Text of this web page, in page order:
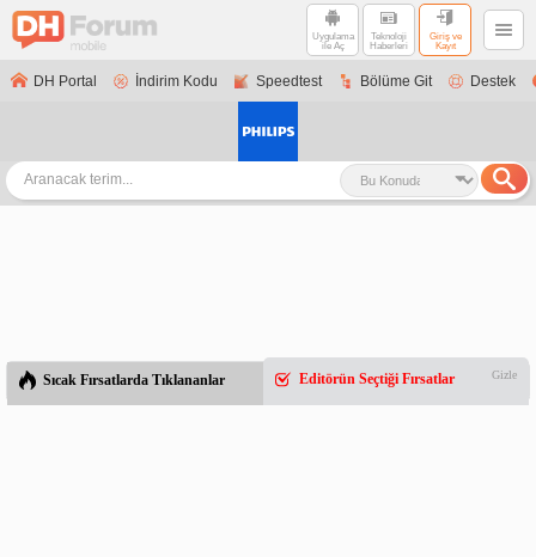
Uygulama
ile Aç
Teknoloji
Haberleri
Giriş ve
Kayıt
DH Portal İndirim Kodu Speedtest Bölüme Git Destek
Sıcak Fırsatlarda Tıklananlar Editörün Seçtiği Fırsatlar Gizle